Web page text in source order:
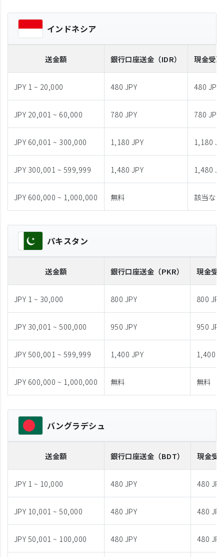
インドネシア
送金額 銀行口座送金 （IDR） 現金受取
JPY 1 ~ 20,000 480 JPY 480 JPY
JPY 20,001 ~ 60,000 780 JPY 780 JPY
JPY 60,001 ~ 300,000 1,180 JPY 1,180
JPY 300,001 ~ 599,999 1,480 JPY 1,480
JPY 600,000 ~ 1,000,000 無料 該当なし
パキスタン
送金額 銀行口座送金 （PKR） 現金受
JPY 1 ~ 30,000 800 JPY 800 JPY
JPY 30,001 ~ 500,000 950 JPY 950 JPY
JPY 500,001 ~ 599,999 1,400 JPY 1,400
JPY 600,000 ~ 1,000,000 無料 無料
バングラデシュ
送金額 銀行口座送金 （BDT） 現金受
JPY 1 ~ 10,000 480 JPY 480 JPY
JPY 10,001 ~ 50,000 480 JPY 480 JPY
JPY 50,001 ~ 100,000 480 JPY 480 JPY